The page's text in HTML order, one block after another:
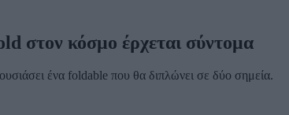
στον κόσμο έρχεται σύντομα
ένα foldable που θα διπλώνει σε δύο σημεία.